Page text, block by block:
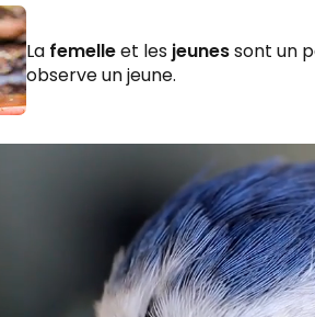
La femelleet les jeunessont un
observe un jeune.